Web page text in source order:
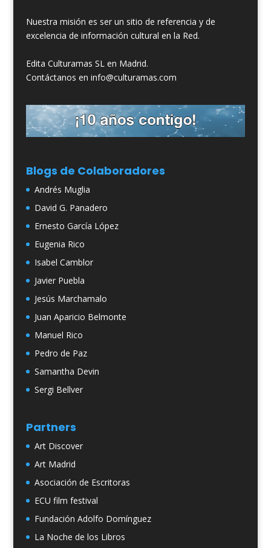
Nuestra misión es ser un sitio de referencia y de
excelencia de información cultural en la Red.
Edita Culturamas SL en Madrid.
Contáctanos en info@culturamas.com
Blogs de Colaboradores
Andrés Muglia
David G. Panadero
Ernesto García López
Eugenia Rico
Isabel Camblor
Javier Puebla
Jesús Marchamalo
Juan Aparicio Belmonte
Manuel Rico
Pedro de Paz
Samantha Devin
Sergi Bellver
Partners
Art Discover
Art Madrid
Asociación de Escritoras
ECU film festival
Fundación Adolfo Domínguez
La Noche de los Libros